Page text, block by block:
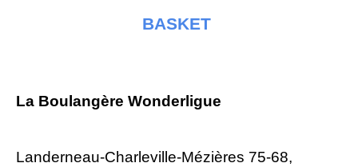
BASKET
La Boulangère Wonderligue
Landerneau-Charleville-Mézières 75-68,